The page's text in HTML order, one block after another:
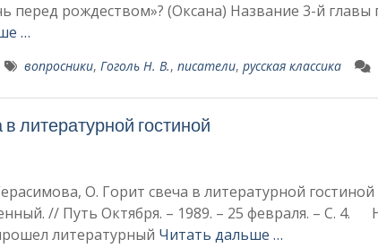
перед рождест­вом»? (Оксана) Название 3-й
…
вопросники, Гоголь Н. В., писатели, русская классика
в литературной гостиной
О. Горит свеча в литературной
// Путь Октября. – 1989. – 25 февраля. – С.
литературный Читать дальше …